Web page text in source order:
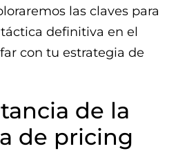
las claves para
definitiva en el
con tu estrategia de
de la
de pricing